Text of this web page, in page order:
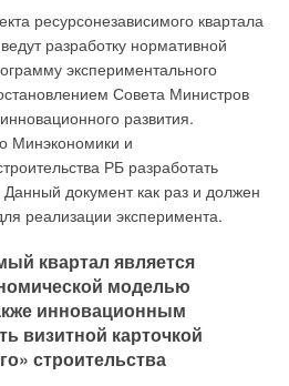
ресурсонезависимого квартала
разработку нормативной
экспериментального
Совета Министров
развития.
Минэкономики и
РБ разработать
Данный документ как раз и должен
реализации эксперимента.
квартал является
моделью
инновационным
визитной карточкой
строительства
скважины. Расположение точек
близости от цехов розлива
воды на производственную
абсолютно герметичны и не
до тары
реликтового моря, не нарушая её
специалистам «Акваники»
насосы.
оборудования стал
детали насоса.
среда, которая довольно
«разъедая» его. Малейшее
например, частиц ржавчины,